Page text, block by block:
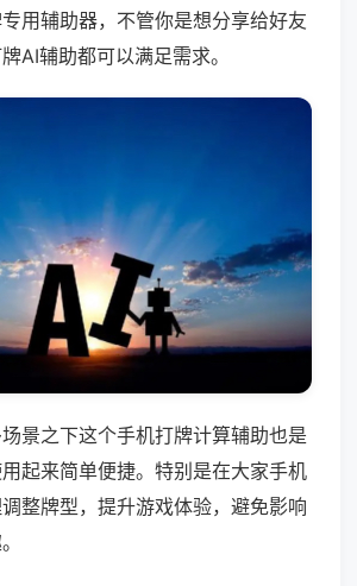
用辅助器，不管你是想分享给好友
AI辅助都可以满足需求。
景之下这个手机打牌计算辅助也是
起来简单便捷。特别是在大家手机
整牌型，提升游戏体验，避免影响